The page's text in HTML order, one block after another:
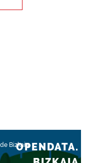
Bizkaia
OPENDATA.